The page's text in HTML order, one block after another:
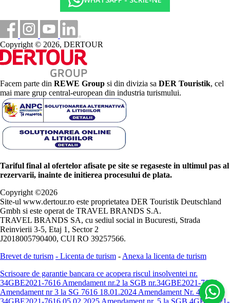
Copyright © 2026, DERTOUR
Facem parte din REWE Group si din divizia sa DER Touristik, cel
mai mare grup central-european din industria turismului.
Tariful final al ofertelor afisate pe site se regaseste in ultimul pas al
rezervarii, inainte de initierea procesului de plata.
Copyright ©2026
Site-ul www.dertour.ro este proprietatea DER Touristik Deutschland
Gmbh si este operat de TRAVEL BRANDS S.A.
TRAVEL BRANDS SA, cu sediul social in Bucuresti, Strada
Reinvierii 3-5, Etaj 1, Sector 2
J2018005790400, CUI RO 39257566.
Brevet de turism - Licenta de turism -Anexa la licenta de turism
Scrisoare de garantie bancara ce acopera riscul insolventei nr.
34GBE2021-7616Amendament nr.2 la SGB nr.34GBE2021-7616
Amendament nr 3 la SG 7616 18.01.2024Amendament Nr. 4 -